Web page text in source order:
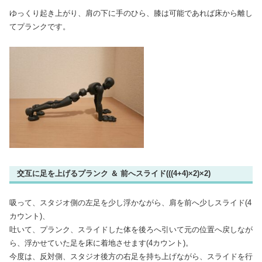
ゆっくり起き上がり、肩の下に手のひら、膝は可能であれば床から離し
てプランクです。
交互に足を上げるプランク ＆ 前へスライド(((4+4)×2)×2)
吸って、スタジオ側の左足を少し浮かながら、肩を前へ少しスライド(4
カウント)、
吐いて、プランク、スライドした体を後ろへ引いて元の位置へ戻しなが
ら、浮かせていた足を床に着地させます(4カウント)。
今度は、反対側、スタジオ後方の右足を持ち上げながら、スライドを行